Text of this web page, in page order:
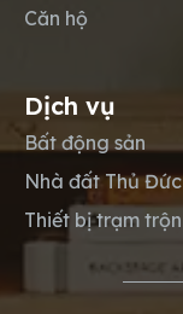
Căn hộ
Dịch vụ
Bất động sản
Nhà đất Thủ Đức
Thiết bị trạm trộn